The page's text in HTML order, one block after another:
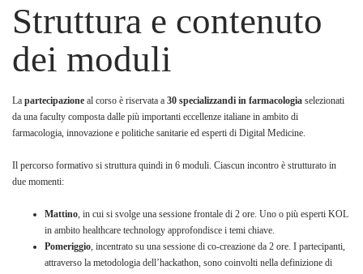
Struttura e contenuto
dei moduli
La partecipazione al corso è riservata a 30 specializzandi in farmacologia selezionati
da una faculty composta dalle più importanti eccellenze italiane in ambito di
farmacologia, innovazione e politiche sanitarie ed esperti di Digital Medicine.
Il percorso formativo si struttura quindi in 6 moduli. Ciascun incontro è strutturato in
due momenti:
Mattino, in cui si svolge una sessione frontale di 2 ore. Uno o più esperti KOL
in ambito healthcare technology approfondisce i temi chiave.
Pomeriggio, incentrato su una sessione di co-creazione da 2 ore. I partecipanti,
attraverso la metodologia dell’hackathon, sono coinvolti nella definizione di